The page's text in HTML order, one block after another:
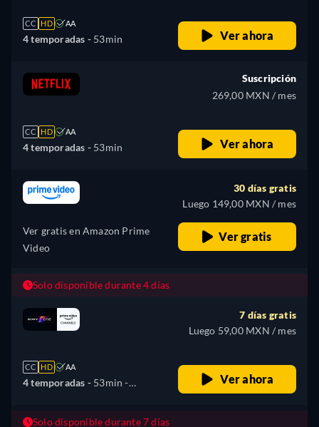
CC HD AA
4 temporadas - 53min Ver ahora
CC HD AA
4 temporadas - 53min
Suscripción
269,00 MXN / mes
Ver ahora
Ver gratis en Amazon Prime
Video
30 días gratis
Luego 149,00 MXN / mes
Ver gratis
Solo disponible durante 4 días
CC HD AA
4 temporadas - 53min -
Francés, Italiano, Japonés,
7 días gratis
Luego 59,00 MXN / mes
Ver ahora
Solo disponible durante 7 días